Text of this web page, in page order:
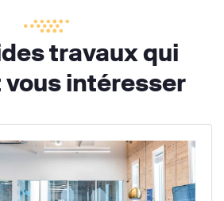
travaux qui
vous intéresser